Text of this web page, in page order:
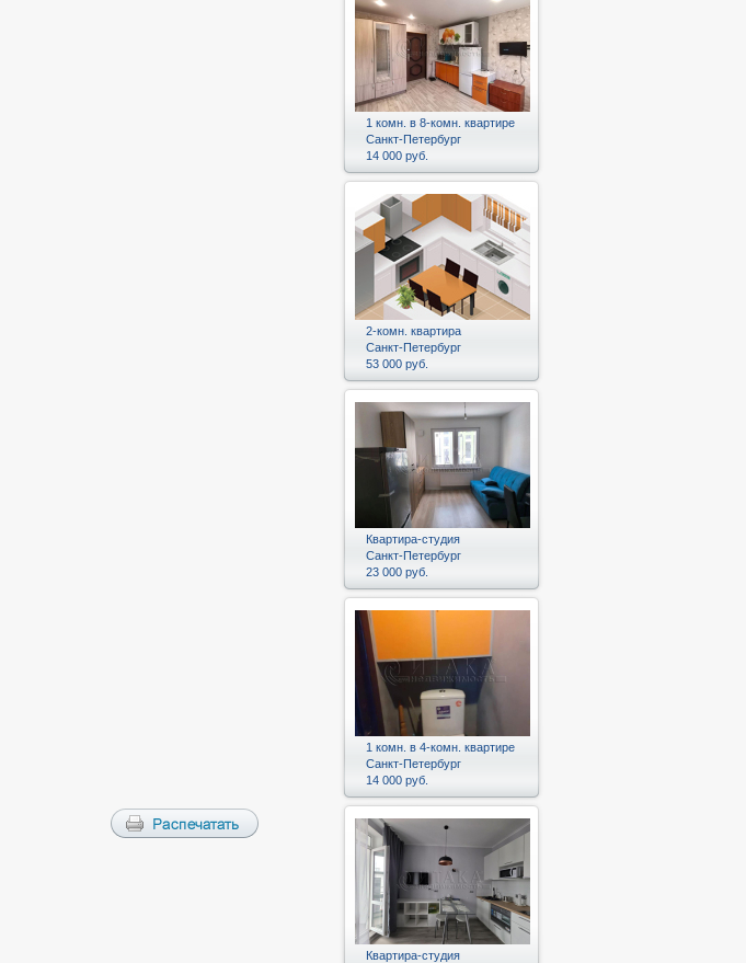
1 комн. в 8-комн. квартире
Санкт-Петербург
14 000 руб.
2-комн. квартира
Санкт-Петербург
53 000 руб.
Квартира-студия
Санкт-Петербург
23 000 руб.
1 комн. в 4-комн. квартире
Санкт-Петербург
14 000 руб.
Квартира-студия